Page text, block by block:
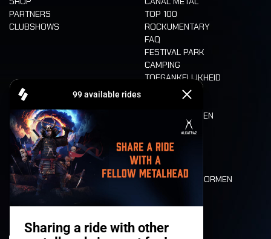
PARTNERS
CLUBSHOWS
TOP 100
ROCKUMENTARY
FAQ
FESTIVAL PARK
CAMPING
TOEGANKELIJKHEID
CASHLESS
ETEN EN DRINKEN
MOBILITEIT
LONE WOLVES
PLATTEGROND
DEATH RIDE
WAARDEN EN NORMEN
HISTORIEK